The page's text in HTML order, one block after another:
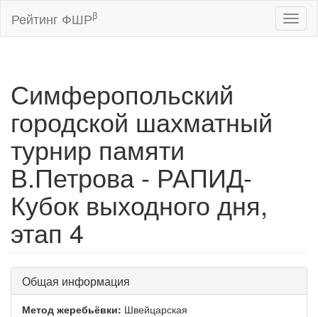
Рейтинг ФШРβ
Симферопольский
городской шахматный
турнир памяти
В.Петрова - РАПИД-
Кубок выходного дня,
этап 4
Общая информация
Метод жеребьёвки: Швейцарская